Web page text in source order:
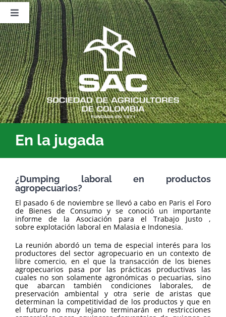
Saltar
contenido
Toggle
Navigation
Nosotros
Publicaciones
Sala de Prensa
Eventos
En la jugada
¿Dumping laboral en productos
agropecuarios?
El pasado 6 de noviembre se llevó a cabo en Paris el Foro
de Bienes de Consumo y se conoció un importante
informe de la Asociación para el Trabajo Justo ,
sobre explotación laboral en Malasia e Indonesia.
La reunión abordó un tema de especial interés para los
productores del sector agropecuario en un contexto de
libre comercio, en el que la transacción de los bienes
agropecuarios pasa por las prácticas productivas las
cuales no son solamente agronómicas o pecuarias, sino
que abarcan también condiciones laborales, de
preservación ambiental y otra serie de aristas que
determinan la competitividad de los productos y que en
el futuro no muy lejano terminarán en restricciones